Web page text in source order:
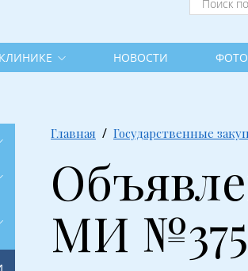
НОВОСТИ
Главная Государственные
МИ №375